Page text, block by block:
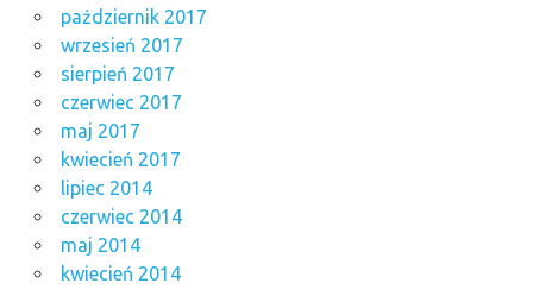
październik 2017
wrzesień 2017
sierpień 2017
czerwiec 2017
maj 2017
kwiecień 2017
lipiec 2014
czerwiec 2014
maj 2014
kwiecień 2014